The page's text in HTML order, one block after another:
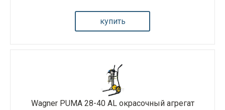
купить
Wagner PUMA 28-40 AL окрасочный агрегат